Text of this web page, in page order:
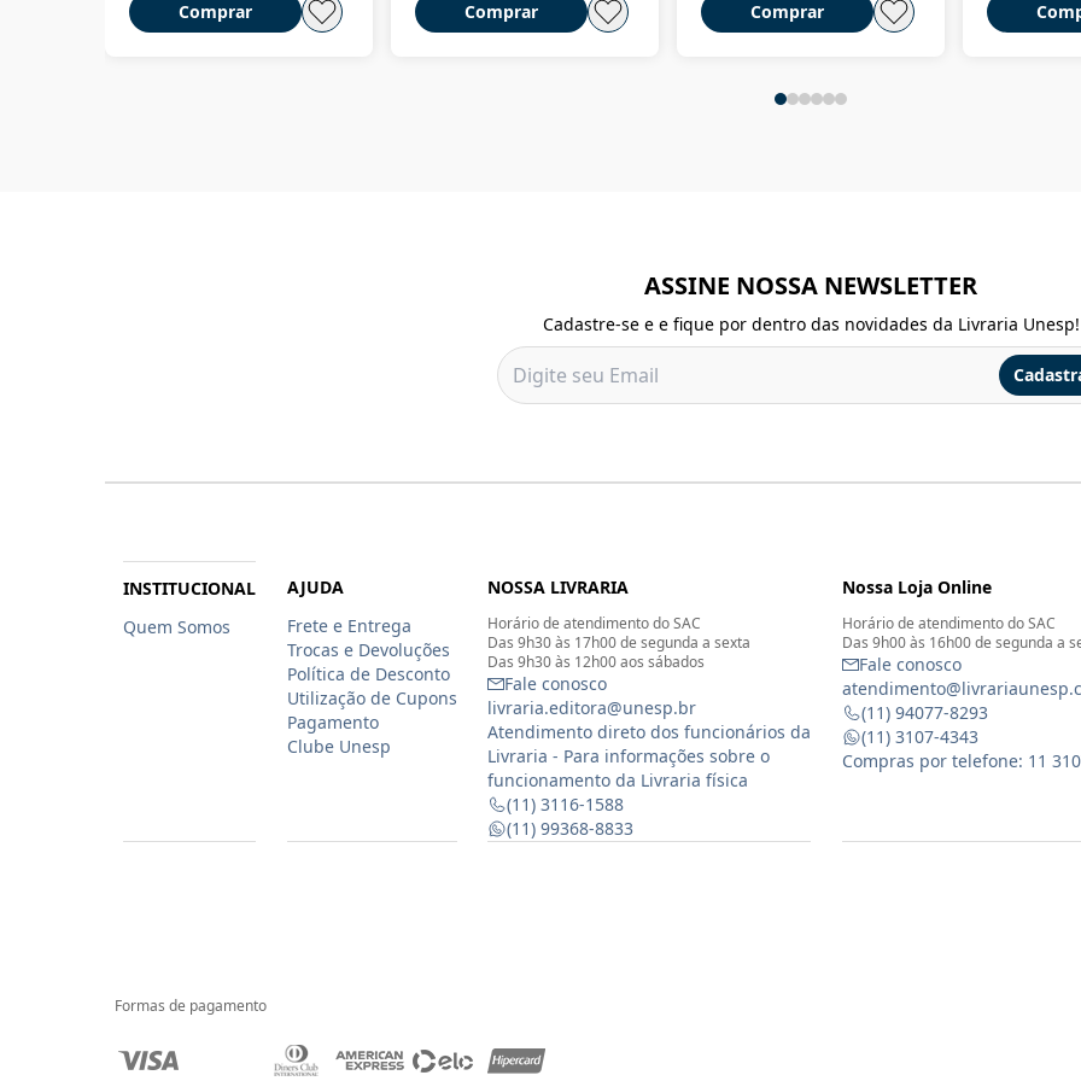
Comprar Comprar Comprar
ASSINE NOSSA NEWSLETTER
Cadastre-se e e fique por dentro das novidades da Livraria Unesp!
INSTITUCIONAL
Quem Somos
AJUDA
Frete e Entrega
Trocas e Devoluções
Política de Desconto
Utilização de Cupons
Pagamento
Clube Unesp
NOSSA LIVRARIA
Horário de atendimento do SAC
Das 9h30 às 17h00 de segunda a sexta
Das 9h30 às 12h00 aos sábados
Fale conosco
livraria.editora@unesp.br
Atendimento direto dos funcionários da
Livraria - Para informações sobre o
funcionamento da Livraria física
(11) 3116-1588
(11) 99368-8833
Nossa Loja Online
Horário de atendimento do SAC
Das 9h00 às 16h00 de segunda a
Fale conosco
(11) 94077-8293
(11) 3107-4343
Compras por telefone: 11
Formas de pagamento